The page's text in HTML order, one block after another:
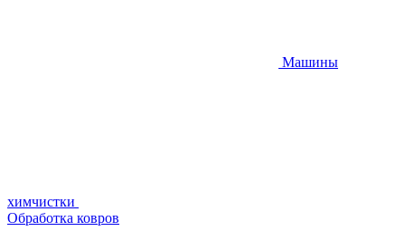
Машины
химчистки
Обработка ковров